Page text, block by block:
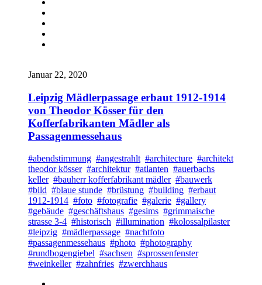
Januar 22, 2020
Leipzig Mädlerpassage erbaut 1912-1914
von Theodor Kösser für den
Kofferfabrikanten Mädler als
Passagenmessehaus
#abendstimmung #angestrahlt #architecture #architekt
theodor kösser #architektur #atlanten #auerbachs
keller #bauherr kofferfabrikant mädler #bauwerk
#bild #blaue stunde #brüstung #building #erbaut
1912-1914 #foto #fotografie #galerie #gallery
#gebäude #geschäftshaus #gesims #grimmaische
strasse 3-4 #historisch #illumination #kolossalpilaster
#leipzig #mädlerpassage #nachtfoto
#passagenmessehaus #photo #photography
#rundbogengiebel #sachsen #sprossenfenster
#weinkeller #zahnfries #zwerchhaus